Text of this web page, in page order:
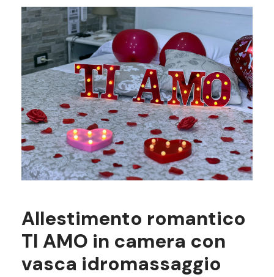
Allestimento romantico
TI AMO in camera con
vasca idromassaggio